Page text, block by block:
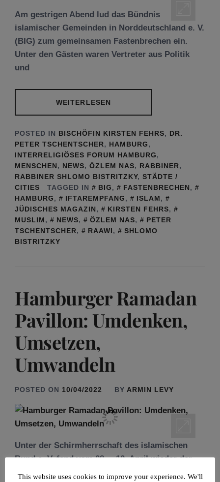
Am gestrigen Abend lud das Bündnis
islamischer Gemeinden in Norddeutschland e. V.
(BIG) zum gemeinsamen Fastenbrechen ein.
Unter den Gästen waren Vertreter aus Politik
und
WEITERLESEN
POSTED IN BISCHÖFIN KIRSTEN FEHRS, DR.
PETER TSCHENTSCHER, HAMBURG,
INTERRELIGIÖSES FORUM HAMBURG,
MENSCHEN, NEWS, ÖZLEM NAS, RABBINER,
RABBINER SHLOMO BISTRITZKY, STÄDTE /
CITIES
TAGGED IN BIG, FASTENBRECHEN,
HAMBURG, IFTAREMPFANG, ISLAM,
JÜDISCHES MAGAZIN, KIRSTEN FEHRS,
MUSLIM, NEWS, ÖZLEM NAS,
PETER
TSCHENTSCHER, RAAWI,
SHLOMO
BISTRITZKY
Hamburger Ramadan
Pavillon: Umdenken,
Umsetzen,
Umwandeln
POSTED ON 10/04/2022 BY ARMIN LEVY
Unter der Schirmherrschaft des islamischen
Bund e. V. fand vom 08. – 10. April wieder der
Hamburger Ramadan Pavillon am Spadenteich
This website uses cookies to improve your experience. We'll